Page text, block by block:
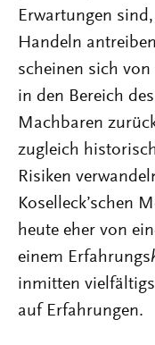
Erwartungen
Handeln
scheinen sich
in den Bereich
Machbaren
zugleich
Risiken
Koselleck’schen
heute eher von
einem Erfahrungs
inmitten
auf Erfahrungen.